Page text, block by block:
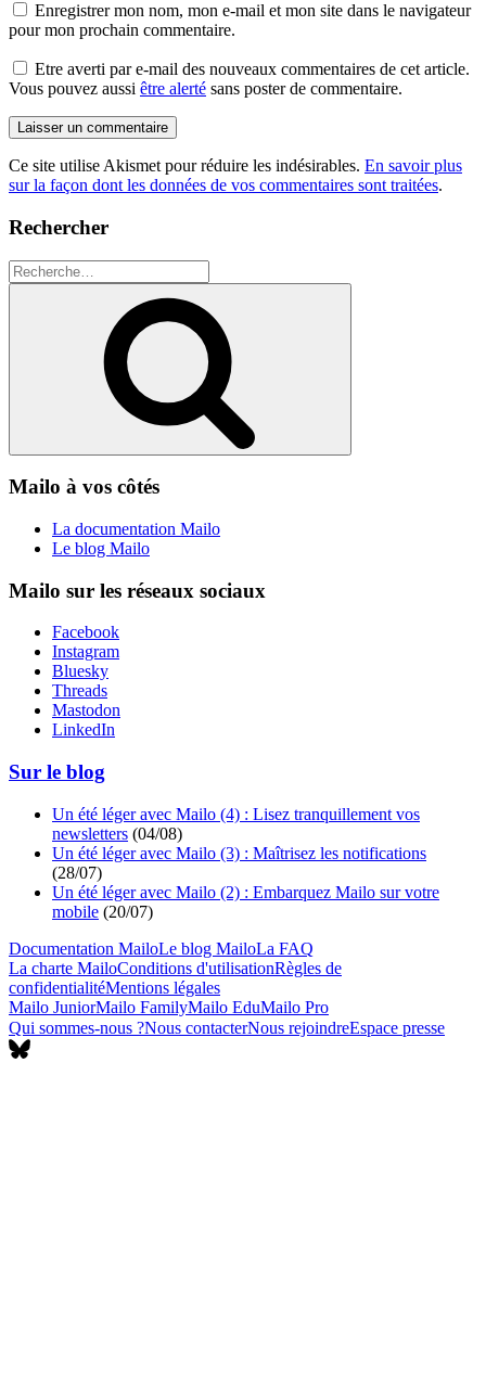
Enregistrer mon nom, mon e-mail et mon site dans le navigateur
pour mon prochain commentaire.
Etre averti par e-mail des nouveaux commentaires de cet article.
Vous pouvez aussi être alerté sans poster de commentaire.
Ce site utilise Akismet pour réduire les indésirables. En savoir plus
sur la façon dont les données de vos commentaires sont traitées.
Rechercher
Recherche
pour
Mailo à vos côtés
La documentation Mailo
Le blog Mailo
Mailo sur les réseaux sociaux
Facebook
Instagram
Bluesky
Threads
Mastodon
LinkedIn
Sur le blog
Un été léger avec Mailo (4) : Lisez tranquillement vos
newsletters (04/08)
Un été léger avec Mailo (3) : Maîtrisez les notifications
(28/07)
Un été léger avec Mailo (2) : Embarquez Mailo sur votre
mobile (20/07)
Documentation MailoLe blog MailoLa FAQ
La charte MailoConditions d'utilisationRègles de
confidentialitéMentions légales
Mailo JuniorMailo FamilyMailo EduMailo Pro
Qui sommes-nous ?Nous contacterNous rejoindreEspace presse